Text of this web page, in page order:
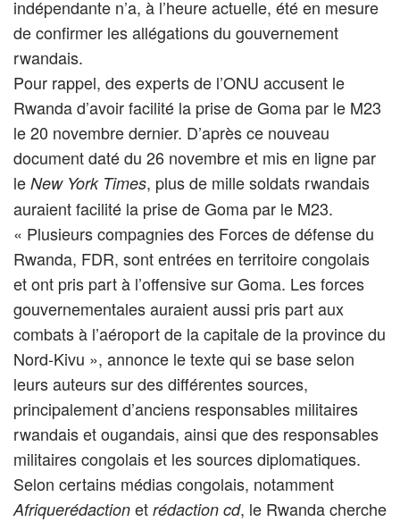
indépendante n’a, à l’heure actuelle, été en mesure
de confirmer les allégations du gouvernement
rwandais.
Pour rappel, des experts de l’ONU accusent le
Rwanda d’avoir facilité la prise de Goma par le M23
le 20 novembre dernier. D’après ce nouveau
document daté du 26 novembre et mis en ligne par
le New York Times, plus de mille soldats rwandais
auraient facilité la prise de Goma par le M23.
« Plusieurs compagnies des Forces de défense du
Rwanda, FDR, sont entrées en territoire congolais
et ont pris part à l’offensive sur Goma. Les forces
gouvernementales auraient aussi pris part aux
combats à l’aéroport de la capitale de la province du
Nord-Kivu », annonce le texte qui se base selon
leurs auteurs sur des différentes sources,
principalement d’anciens responsables militaires
rwandais et ougandais, ainsi que des responsables
militaires congolais et les sources diplomatiques.
Selon certains médias congolais, notamment
Afriquerédaction et rédaction cd, le Rwanda cherche